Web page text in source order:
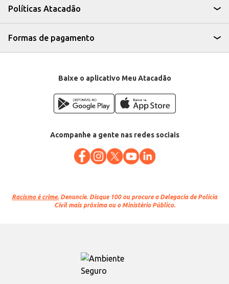
Políticas Atacadão
Formas de pagamento
Baixe o aplicativo Meu Atacadão
Acompanhe a gente nas redes sociais
Racismo é crime. Denuncie. Disque 100 ou procure a Delegacia de Polícia
Civil mais próxima ou o Ministério Público.